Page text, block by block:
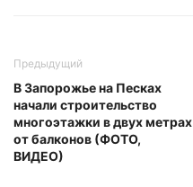
Предыдущий
В Запорожье на Песках
начали строительство
многоэтажки в двух метрах
от балконов (ФОТО,
ВИДЕО)